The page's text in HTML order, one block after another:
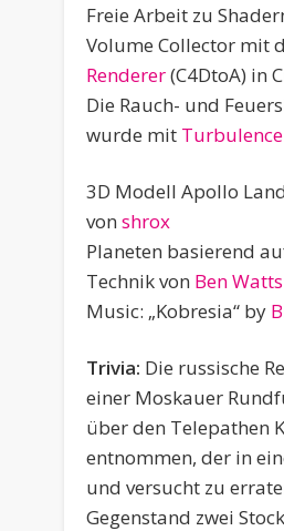
Freie Arbeit zu
Volume Collector mit
Renderer(C4DtoA) in
Die Rauch- und
wurde mit Turbulence
3D Modell Apollo
vonshrox
Planeten basierend
Technik von Ben Watts
Music: „Kobresia“ by
Trivia: Die russische
einer Moskauer
über den Telepathen
entnommen, der in
und versucht zu
Gegenstand zwei